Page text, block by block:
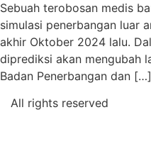
Sebuah terobosan medis
simulasi penerbangan luar
akhir Oktober 2024 lalu.
diprediksi akan mengubah
Badan Penerbangan dan […]
All rights reserved